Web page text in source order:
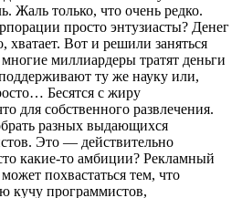
Жаль только, что очень редко.
просто энтузиасты? Денег
Вот и решили заняться
миллиардеры тратят деньги
ту же науку или,
Бесятся с жиру
для собственного развлечения.
разных выдающихся
Это — действительно
какие-то амбиции? Рекламный
похвастаться тем, что
кучу программистов,